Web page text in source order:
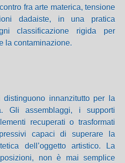
fra arte materica, tensione
dadaiste, in una pratica
classificazione rigida per
la contaminazione.
innanzitutto per la
Gli assemblaggi, i supporti
recuperati o trasformati
capaci di superare la
dell’oggetto artistico. La
non è mai semplice